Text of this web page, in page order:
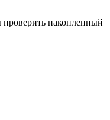
накопленный